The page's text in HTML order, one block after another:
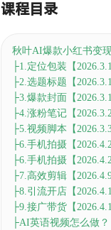
课程目录
秋叶AI爆款小红书变
├1.定位包装【
├2.选题标题【
├3.爆款封面【
├4.涨粉笔记【
├5.视频脚本【
├6.手机拍摄【
├6.手机拍摄【
├7.高效剪辑【
├8.引流开店【
├9.接广带货【
├AI英语视频怎么做？